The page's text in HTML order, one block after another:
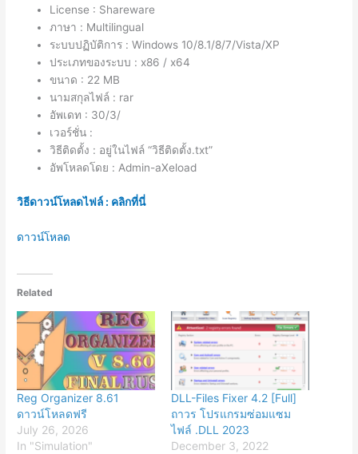
License : Shareware
ภาษา : Multilingual
ระบบปฏิบัติการ : Windows 10/8.1/8/7/Vista/XP
ประเภทของระบบ : x86 / x64
ขนาด : 22 MB
นามสกุลไฟล์ : rar
อัพเดท : 30/3/
เวอร์ชั่น :
วิธีติดตั้ง : อยู่ในไฟล์ “วิธีติดตั้ง.txt”
อัพโหลดโดย : Admin-aXeload
วิธีดาวน์โหลดไฟล์ : คลิกที่นี่
ดาวน์โหลด
Related
Reg Organizer 8.61
ดาวน์โหลดฟรี
July 26, 2026
In "Simulation"
DLL-Files Fixer 4.2 [Full]
ถาวร โปรแกรมซ่อมแซม
ไฟล์ .DLL 2023
December 3, 2022